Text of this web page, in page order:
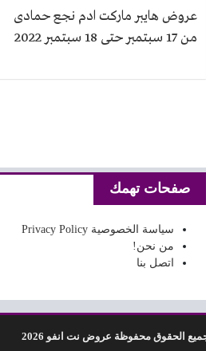
عروض هايبر ماركت ادم نجع حمادى
من 17 سبتمبر حتى 18 سبتمبر 2022
صفحات تهمك
سياسة الخصوصية Privacy Policy
من نحن!
اتصل بنا
الحقوق محفوظة عروض نت انفو 2026